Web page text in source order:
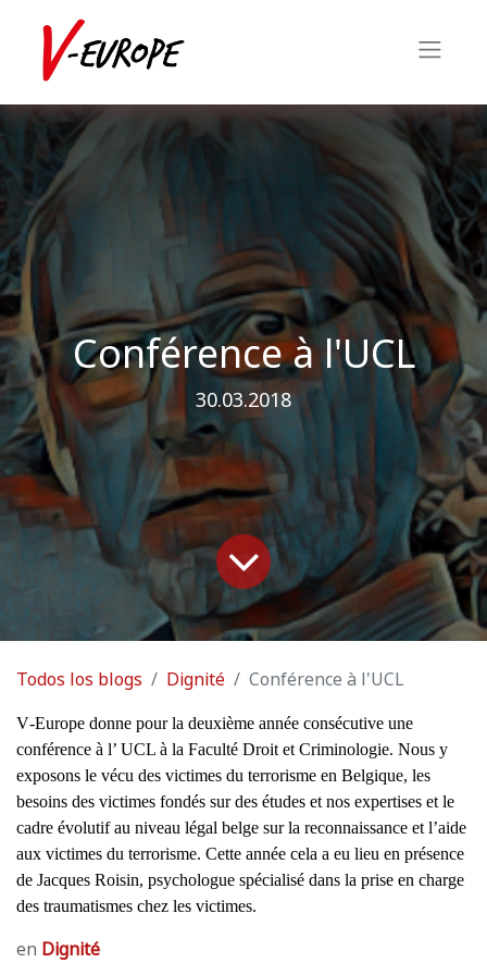
Conférence à l'UCL
30.03.2018
Todos los blogs Dignité Conférence à l'UCL
V-Europe donne pour la deuxième année consécutive une
conférence à l’ UCL à la Faculté Droit et Criminologie. Nous y
exposons le vécu des victimes du terrorisme en Belgique, les
besoins des victimes fondés sur des études et nos expertises et le
cadre évolutif au niveau légal belge sur la reconnaissance et l’aide
aux victimes du terrorisme. Cette année cela a eu lieu en présence
de Jacques Roisin, psychologue spécialisé dans la prise en charge
des traumatismes chez les victimes.
en Dignité